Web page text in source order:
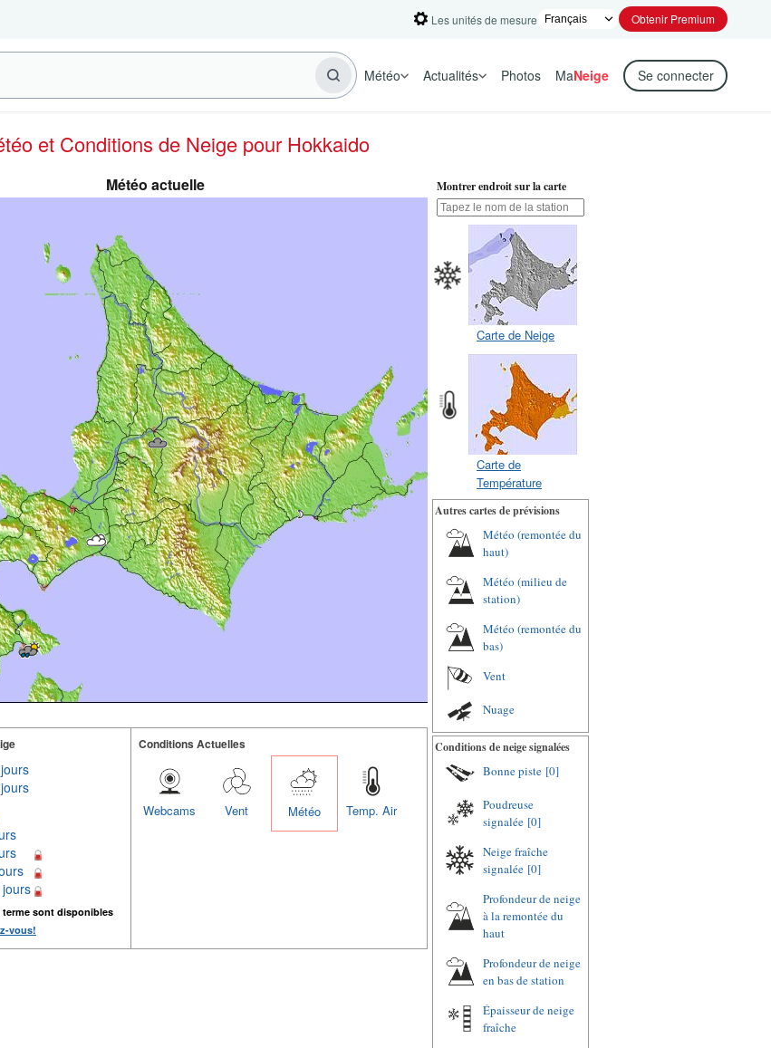
Les unités de mesure Obtenir Premium
Météo Actualités Photos MaNeige Se connecter
et Conditions de Neige pour Hokkaido
Météo actuelle
jours
terme sont disponibles
vous!
Conditions Actuelles
Temp. Air
Météo
Vent
Webcams
Montrer endroit sur la carte
Carte de Neige
Carte de
Température
Autres cartes de prévisions
Météo (remontée du
haut)
Météo (milieu de
station)
Météo (remontée du
bas)
Vent
Nuage
Conditions de neige signalées
Bonne piste [0]
Poudreuse
signalée [0]
Neige fraîche
signalée [0]
Profondeur de neige
à la remontée du
haut
Profondeur de neige
en bas de station
Épaisseur de neige
fraîche